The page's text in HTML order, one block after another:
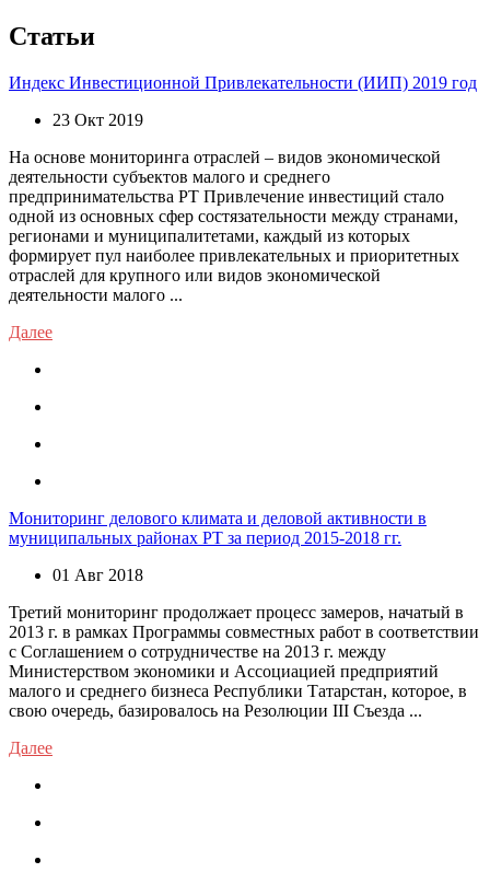
Статьи
Индекс Инвестиционной Привлекательности (ИИП) 2019 год
23 Окт 2019
На основе мониторинга отраслей – видов экономической
деятельности субъектов малого и среднего
предпринимательства РТ Привлечение инвестиций стало
одной из основных сфер состязательности между странами,
регионами и муниципалитетами, каждый из которых
формирует пул наиболее привлекательных и приоритетных
отраслей для крупного или видов экономической
деятельности малого ...
Далее
Мониторинг делового климата и деловой активности в
муниципальных районах РТ за период 2015-2018 гг.
01 Авг 2018
Третий мониторинг продолжает процесс замеров, начатый в
2013 г. в рамках Программы совместных работ в соответствии
с Соглашением о сотрудничестве на 2013 г. между
Министерством экономики и Ассоциацией предприятий
малого и среднего бизнеса Республики Татарстан, которое, в
свою очередь, базировалось на Резолюции III Съезда ...
Далее